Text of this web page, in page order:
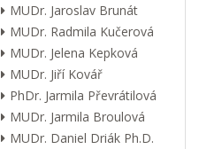
MUDr. Jaroslav Brunát
MUDr. Radmila Kučerová
MUDr. Jelena Kepková
MUDr. Jiří Kovář
PhDr. Jarmila Převrátilová
MUDr. Jarmila Broulová
MUDr. Daniel Driák Ph.D.